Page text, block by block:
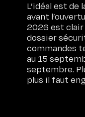
L’idéal est
avant
2026 est
dossier
commandes
au 15
septembre.
plus il faut